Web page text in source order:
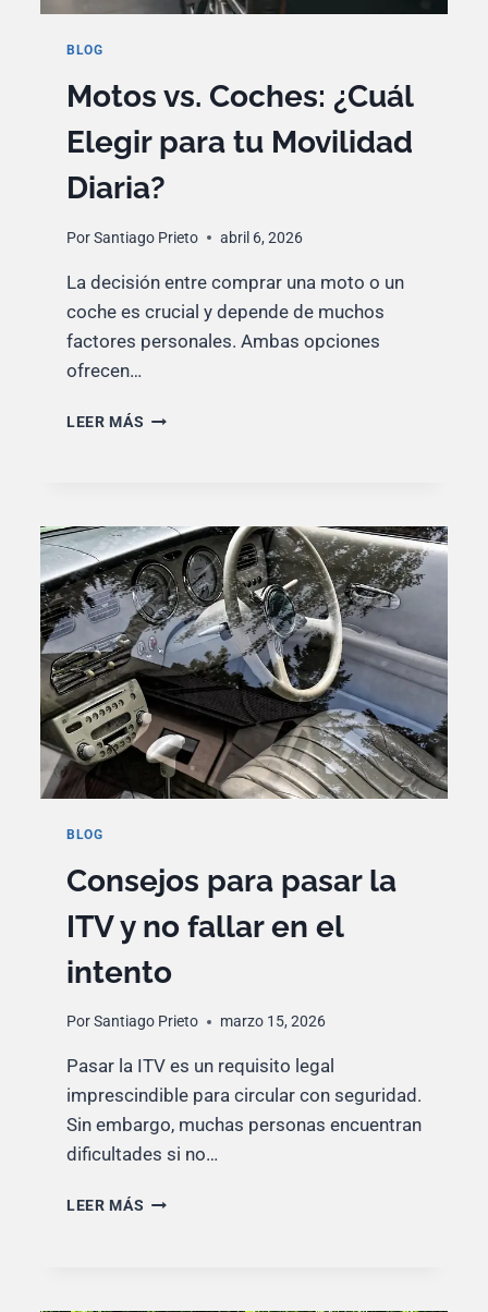
BLOG
Motos vs. Coches: ¿Cuál
Elegir para tu Movilidad
Diaria?
PorSantiago Prieto abril 6, 2026
La decisión entre comprar una moto o un
coche es crucial y depende de muchos
factores personales. Ambas opciones
ofrecen…
LEER MÁS MOTOS
PARA
TU
MOVILIDAD
DIARIA?
BLOG
Consejos para pasar la
ITV y no fallar en el
intento
PorSantiago Prieto marzo 15, 2026
Pasar la ITV es un requisito legal
imprescindible para circular con seguridad.
Sin embargo, muchas personas encuentran
dificultades si no…
LEER MÁS CONSEJOS